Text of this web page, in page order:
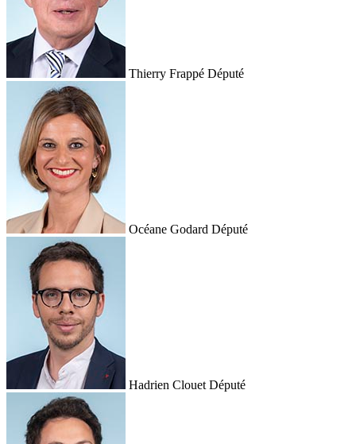
Thierry Frappé Député
Océane Godard Député
Hadrien Clouet Député